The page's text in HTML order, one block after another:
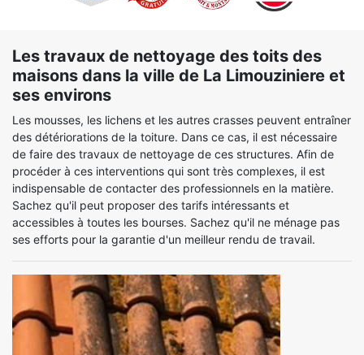
Les travaux de nettoyage des toits des
maisons dans la ville de La Limouziniere et
ses environs
Les mousses, les lichens et les autres crasses peuvent entraîner
des détériorations de la toiture. Dans ce cas, il est nécessaire
de faire des travaux de nettoyage de ces structures. Afin de
procéder à ces interventions qui sont très complexes, il est
indispensable de contacter des professionnels en la matière.
Sachez qu'il peut proposer des tarifs intéressants et
accessibles à toutes les bourses. Sachez qu'il ne ménage pas
ses efforts pour la garantie d'un meilleur rendu de travail.